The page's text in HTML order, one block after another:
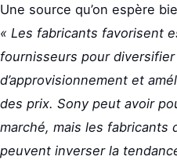
Une source qu’on espère
« Les fabricants favorisent
fournisseurs pour
d’approvisionnement et
des prix. Sony peut avoir
marché, mais les fabricants
peuvent inverser la